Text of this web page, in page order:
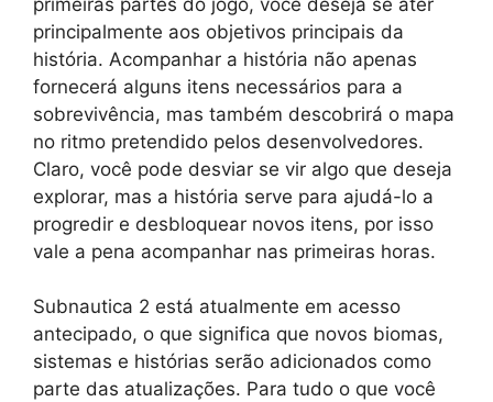
principalmente aos objetivos principais da
história. Acompanhar a história não apenas
fornecerá alguns itens necessários para a
sobrevivência, mas também descobrirá o mapa
no ritmo pretendido pelos desenvolvedores.
Claro, você pode desviar se vir algo que deseja
explorar, mas a história serve para ajudá-lo a
progredir e desbloquear novos itens, por isso
vale a pena acompanhar nas primeiras horas.
Subnautica 2 está atualmente em acesso
antecipado, o que significa que novos biomas,
sistemas e histórias serão adicionados como
parte das atualizações. Para tudo o que você